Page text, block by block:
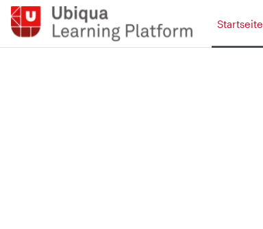
Zum Hauptinhalt
Startseite